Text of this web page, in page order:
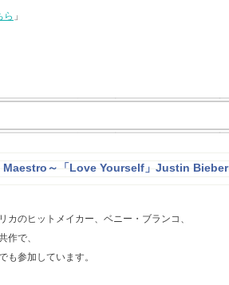
ら 」
Maestro～「Love Yourself」Justin Bieber
カのヒットメイカー、ベニー・ブランコ、
作で、
も参加しています。